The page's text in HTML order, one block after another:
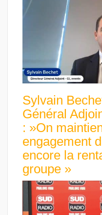
Sylvain
Général
: »On
engagement
encore la
groupe »